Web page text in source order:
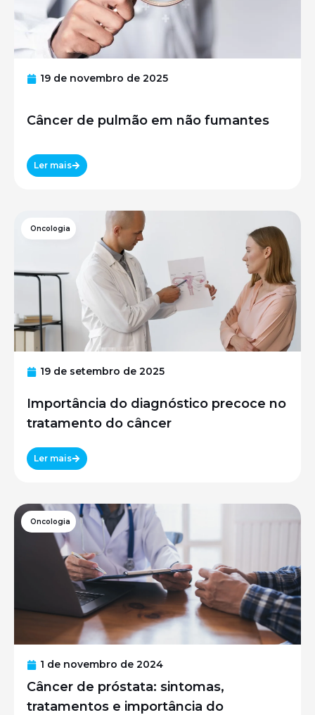
19 de novembro de 2025
Câncer de pulmão em não fumantes
Ler mais
Oncologia
19 de setembro de 2025
Importância do diagnóstico precoce no
tratamento do câncer
Ler mais
Oncologia
1 de novembro de 2024
Câncer de próstata: sintomas,
tratamentos e importância do